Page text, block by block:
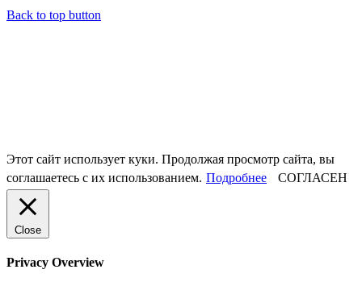
Back to top button
Этот сайт использует куки. Продолжая просмотр сайта, вы
соглашаетесь с их использованием. Подробнее СОГЛАСЕН
Close
Privacy Overview